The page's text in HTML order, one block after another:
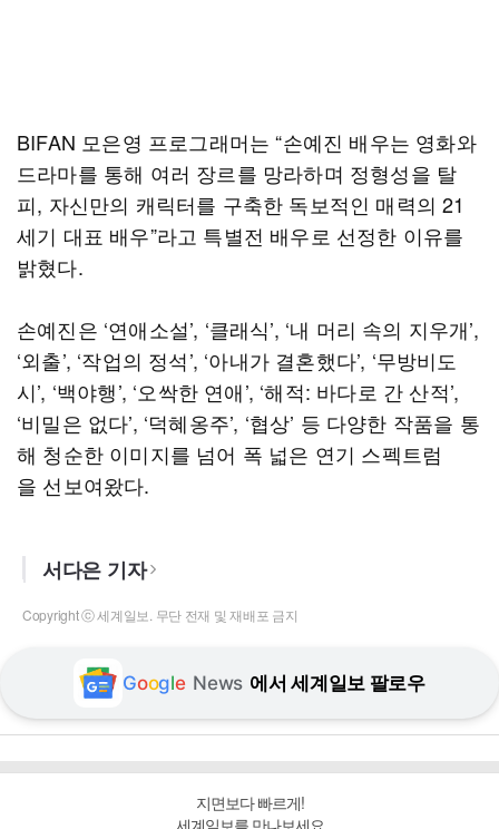
BIFAN 모은영 프로그래머는 “손예진 배우는 영화와
드라마를 통해 여러 장르를 망라하며 정형성을 탈
피, 자신만의 캐릭터를 구축한 독보적인 매력의 21
세기 대표 배우”라고 특별전 배우로 선정한 이유를
밝혔다.
손예진은 ‘연애소설’, ‘클래식’, ‘내 머리 속의 지우개’,
‘외출’, ‘작업의 정석’, ‘아내가 결혼했다’, ‘무방비도
시’, ‘백야행’, ‘오싹한 연애’, ‘해적: 바다로 간 산적’,
‘비밀은 없다’, ‘덕혜옹주’, ‘협상’ 등 다양한 작품을 통
해 청순한 이미지를 넘어 폭 넓은 연기 스펙트럼
을 선보여왔다.
서다은 기자
Copyright ⓒ 세계일보. 무단 전재 및 재배포 금지
Google News 에서 세계일보 팔로우
지면보다 빠르게!
세계일보를 만나보세요